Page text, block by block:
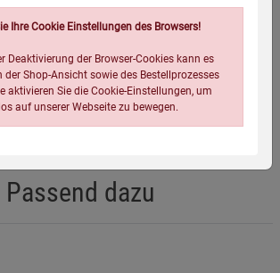
4054239006117
125 Gramm
(LxBxH):
12 4
Passend dazu
Ihre Cookie Einstellungen des Browsers!
Deaktivierung der Browser-Cookies kann es
der Shop-Ansicht sowie des Bestellprozesses
aktivieren Sie die Cookie-Einstellungen, um
auf unserer Webseite zu bewegen.